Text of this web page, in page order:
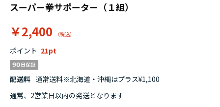
スーパー拳サポーター（１組）
￥2,400
ポイント 21
配送料 通常送料※北海道・沖縄はプラス¥1,100
通常、2営業日以内の発送となります